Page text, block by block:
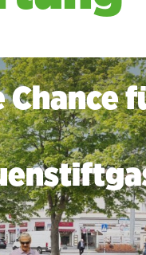
Chance